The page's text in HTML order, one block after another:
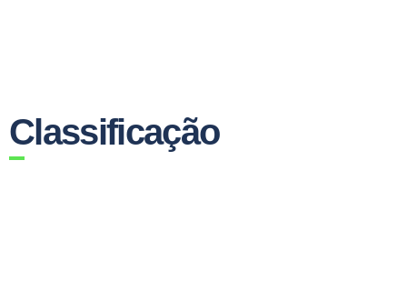
Classificação